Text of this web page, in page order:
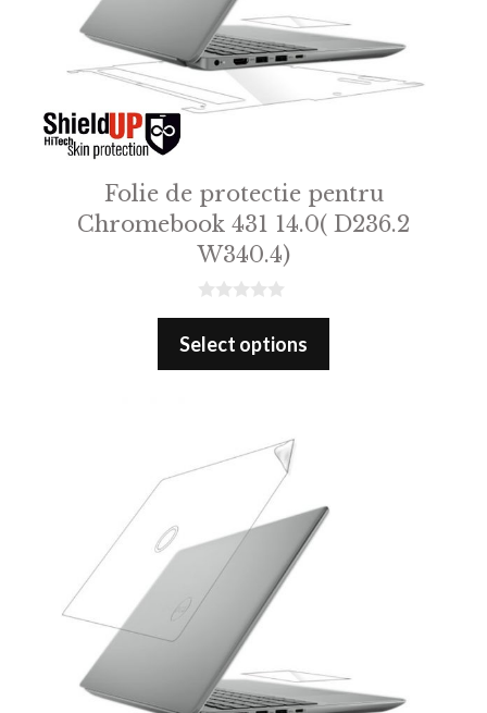
Folie de protectie pentru
Chromebook 431 14.0( D236.2
W340.4)
0
u
Select options